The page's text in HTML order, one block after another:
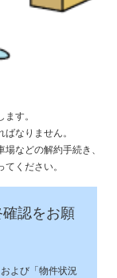
す。
なりません。
などの解約手続き、
ください。
確認をお願
よび「物件状況